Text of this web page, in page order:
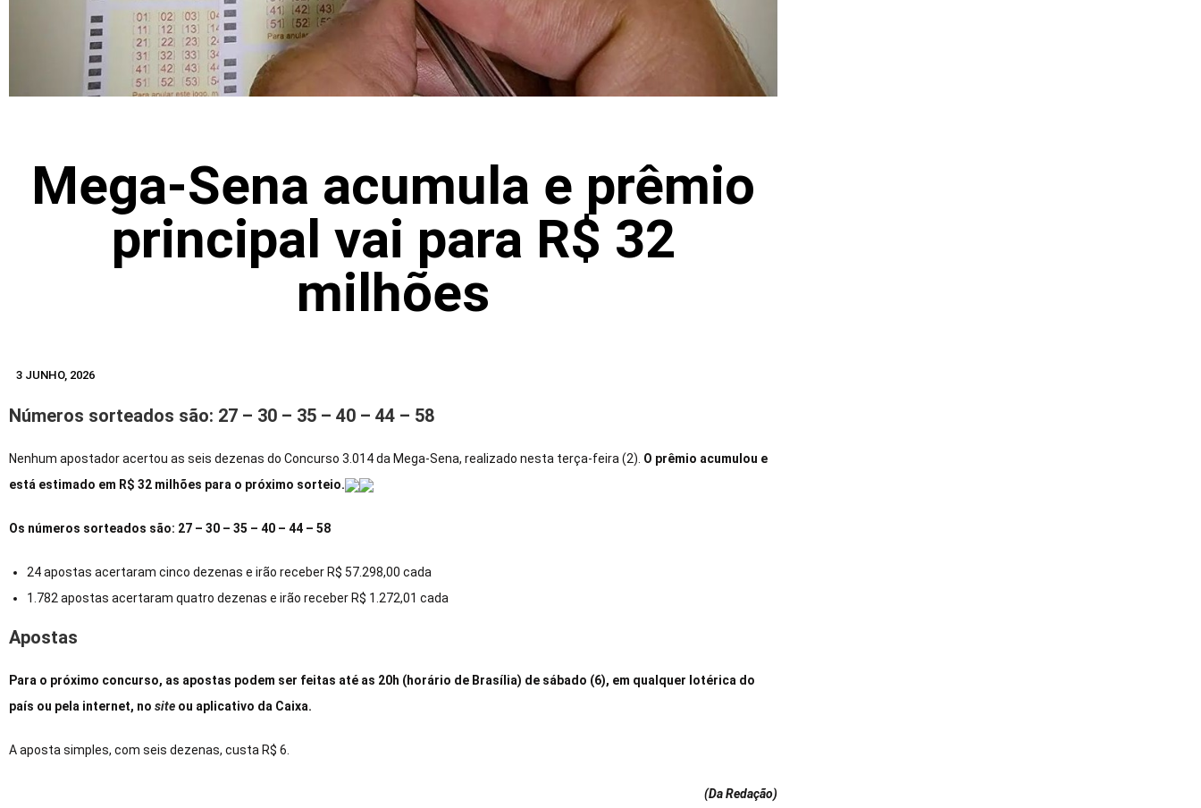
Mega-Sena acumula e prêmio
principal vai para R$ 32
milhões
3 JUNHO, 2026
Números sorteados são: 27 – 30 – 35 – 40 – 44 – 58
Nenhum apostador acertou as seis dezenas do Concurso 3.014 da Mega-Sena, realizado nesta terça-feira (2). O prêmio acumulou e
está estimado em R$ 32 milhões para o próximo sorteio.
Os números sorteados são: 27 – 30 – 35 – 40 – 44 – 58
24 apostas acertaram cinco dezenas e irão receber R$ 57.298,00 cada
1.782 apostas acertaram quatro dezenas e irão receber R$ 1.272,01 cada
Apostas
Para o próximo concurso, as apostas podem ser feitas até as 20h (horário de Brasília) de sábado (6), em qualquer lotérica do
país ou pela internet, no site ou aplicativo da Caixa.
A aposta simples, com seis dezenas, custa R$ 6.
(Da Redação)